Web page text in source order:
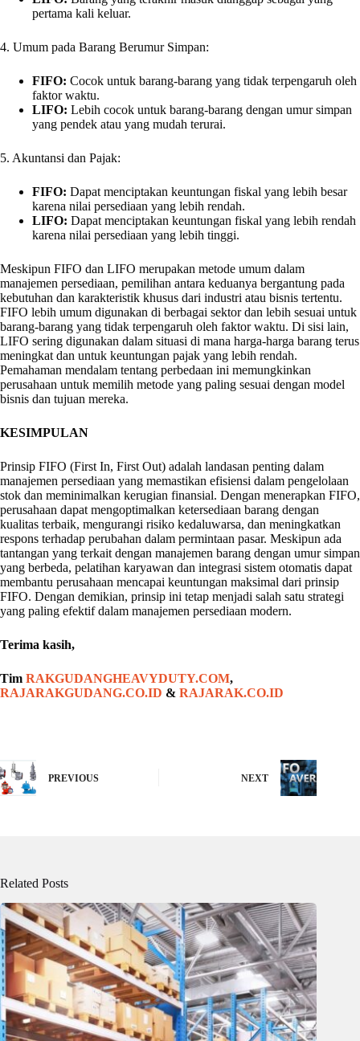
pertama kali keluar.
4. Umum pada Barang Berumur Simpan:
FIFO: Cocok untuk barang-barang yang tidak terpengaruh oleh
faktor waktu.
LIFO: Lebih cocok untuk barang-barang dengan umur simpan
yang pendek atau yang mudah terurai.
5. Akuntansi dan Pajak:
FIFO: Dapat menciptakan keuntungan fiskal yang lebih besar
karena nilai persediaan yang lebih rendah.
LIFO: Dapat menciptakan keuntungan fiskal yang lebih rendah
karena nilai persediaan yang lebih tinggi.
Meskipun FIFO dan LIFO merupakan metode umum dalam
manajemen persediaan, pemilihan antara keduanya bergantung pada
kebutuhan dan karakteristik khusus dari industri atau bisnis tertentu.
FIFO lebih umum digunakan di berbagai sektor dan lebih sesuai untuk
barang-barang yang tidak terpengaruh oleh faktor waktu. Di sisi lain,
LIFO sering digunakan dalam situasi di mana harga-harga barang terus
meningkat dan untuk keuntungan pajak yang lebih rendah.
Pemahaman mendalam tentang perbedaan ini memungkinkan
perusahaan untuk memilih metode yang paling sesuai dengan model
bisnis dan tujuan mereka.
KESIMPULAN
Prinsip FIFO (First In, First Out) adalah landasan penting dalam
manajemen persediaan yang memastikan efisiensi dalam pengelolaan
stok dan meminimalkan kerugian finansial. Dengan menerapkan FIFO,
perusahaan dapat mengoptimalkan ketersediaan barang dengan
kualitas terbaik, mengurangi risiko kedaluwarsa, dan meningkatkan
respons terhadap perubahan dalam permintaan pasar. Meskipun ada
tantangan yang terkait dengan manajemen barang dengan umur simpan
yang berbeda, pelatihan karyawan dan integrasi sistem otomatis dapat
membantu perusahaan mencapai keuntungan maksimal dari prinsip
FIFO. Dengan demikian, prinsip ini tetap menjadi salah satu strategi
yang paling efektif dalam manajemen persediaan modern.
Terima kasih,
Tim RAKGUDANGHEAVYDUTY.COM,
RAJARAKGUDANG.CO.ID & RAJARAK.CO.ID
PREVIOUS NEXT
Related Posts